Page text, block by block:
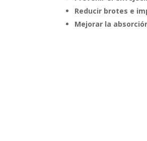
Reducir brotes e
Mejorar la